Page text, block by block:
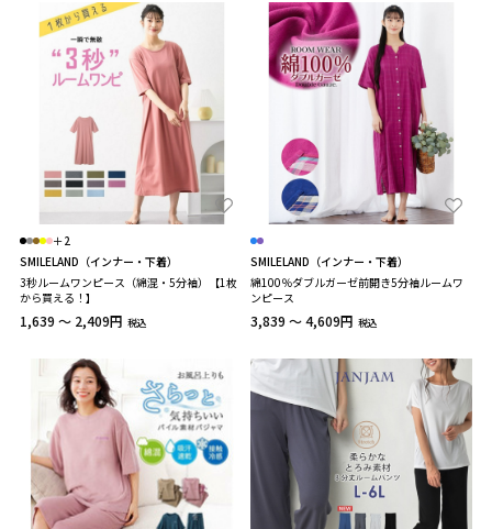
＋2
SMILELAND（インナー・下着）
3秒ルームワンピース（綿混・5分袖）【1枚
から買える！】
1,639 ～ 2,409円 税込
SMILELAND（インナー・下着）
綿100％ダブルガーゼ前開き5分袖ルームワ
ンピース
3,839 ～ 4,609円 税込